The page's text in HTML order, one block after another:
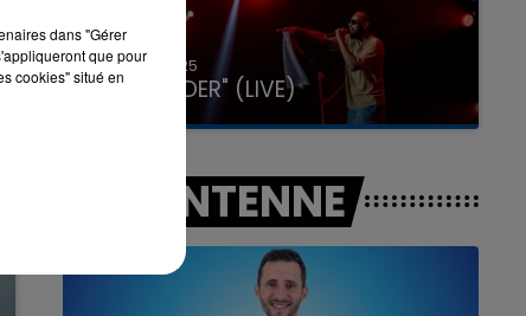
31 janvier 2025
GIMS "SPIDER" (LIVE)
A L'ANTENNE
dans "Gérer
que pour
cookies" situé en